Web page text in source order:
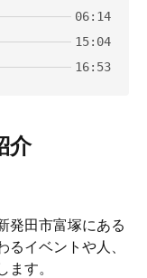
06:14
15:04
16:53
介
発田市富塚にある
イベントや人、
す。